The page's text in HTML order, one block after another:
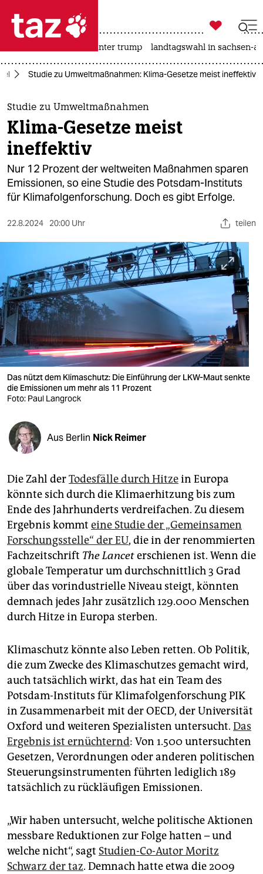
 taz zahl ich
taz zahl ich
themen
politik
öko
gesellschaft
sport
berlin
nord
wahrheit
verlag
verlag
veranstaltungen
fragen & hilfe
abo
genossenschaft
epaper login

taz zahl ich
usa unter trump landtagswahl in sachsen-
Studie zu Umweltmaßnahmen: Klima-Gesetze meist ineffektiv
Studie zu Umweltmaßnahmen
Klima-Gesetze meist
ineffektiv
Nur 12 Prozent der weltweiten Maßnahmen sparen
Emissionen, so eine Studie des Potsdam-Instituts
für Klimafolgenforschung. Doch es gibt Erfolge.
22.8.2024 20:00 Uhr teilen
Das nützt dem Klimaschutz: Die Einführung der LKW-Maut senkte
die Emissionen um mehr als 11 Prozent
Foto: Paul Langrock
Aus Berlin Nick Reimer
Die Zahl derTodesfälle durch Hitzein Europa
könnte sich durch die Klimaerhitzung bis zum
Ende des Jahrhunderts verdreifachen. Zu diesem
Ergebnis kommt eine Studie der „Gemeinsamen
Forschungsstelle“ der EU, die in der renommierten
Fachzeitschrift The Lanceterschienen ist. Wenn die
globale Temperatur um durchschnittlich 3 Grad
über das vorindustrielle Niveau steigt, könnten
demnach jedes Jahr zusätzlich 129.000 Menschen
durch Hitze in Europa sterben.
Klimaschutz könnte also Leben retten. Ob Politik,
die zum Zwecke des Klimaschutzes gemacht wird,
auch tatsächlich wirkt, das hat ein Team des
Potsdam-Instituts für Klimafolgenforschung PIK
in Zusammenarbeit mit der OECD, der Universität
Oxford und weiteren Spezialisten untersucht. Das
Ergebnis ist ernüchternd: Von 1.500 untersuchten
Gesetzen, Verordnungen oder anderen politischen
Steuerungs­instrumenten führten lediglich 189
tatsächlich zu rückläufigen Emissionen.
„Wir haben untersucht, welche politische Aktionen
messbare Reduktionen zur Folge hatten – und
welche nicht“, sagt Studien-Co-Autor Moritz
Schwarz der taz. Demnach hatte etwa die 2009